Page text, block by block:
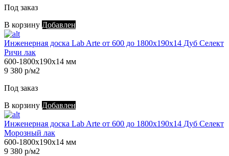
Под заказ
В корзину Добавлен
Инженерная доска Lab Arte от 600 до 1800х190х14 Дуб Селект
Ричи лак
600-1800х190х14 мм
9 380 р/м2
Под заказ
В корзину Добавлен
Инженерная доска Lab Arte от 600 до 1800х190х14 Дуб Селект
Морозный лак
600-1800х190х14 мм
9 380 р/м2